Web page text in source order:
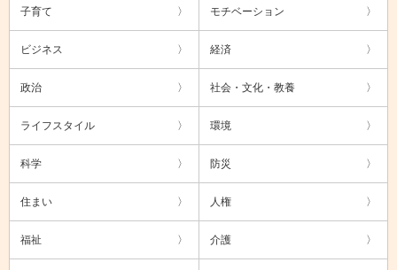
子育て モチベーション
ビジネス 経済
政治 社会・文化・教養
ライフスタイル 環境
科学 防災
住まい 人権
福祉 介護